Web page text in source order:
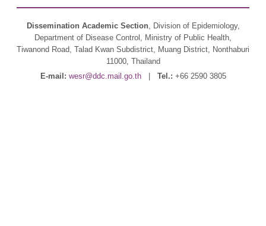
Dissemination Academic Section, Division of Epidemiology,
Department of Disease Control, Ministry of Public Health,
Tiwanond Road, Talad Kwan Subdistrict, Muang District, Nonthaburi
11000, Thailand
E-mail: wesr@ddc.mail.go.th| Tel.: +66 2590 3805